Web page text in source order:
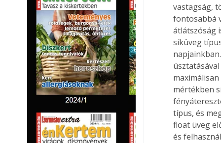
vastagság,
fontosabbá
átlátszóság
síküveg
mértékben
típus, és
float üveg
és